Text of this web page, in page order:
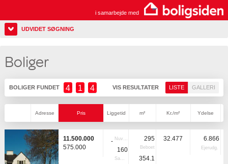
i samarbejde med
UDVIDET SØGNING
Boliger
BOLIGER FUNDET 4 1 4 VIS RESULTATER LISTE GALLERI
Adresse Pris Liggetid m² Kr./m² Ydelse
11.500.000
575.000
- Nuvær.
160
Samlet
295
Beboet
354.1
32.477 6.866
Ejerudg.